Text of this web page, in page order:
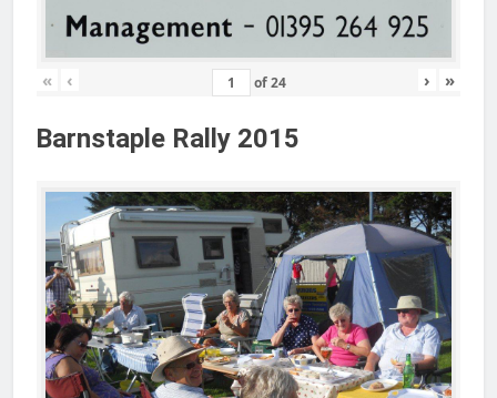
« ‹ of24 › »
Barnstaple Rally 2015